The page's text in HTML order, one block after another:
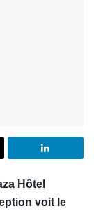
Hôtel
voit le